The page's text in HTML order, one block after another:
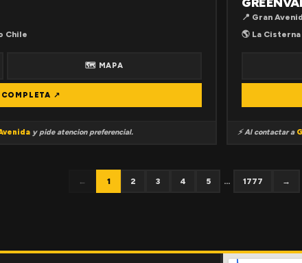
Chile
🗺 MAPA
↗
y pide atencion preferencial.
📍 Gran
🌎 La
⚡ Al contactar a
← 1 2 3 4 5 ... 1777 →